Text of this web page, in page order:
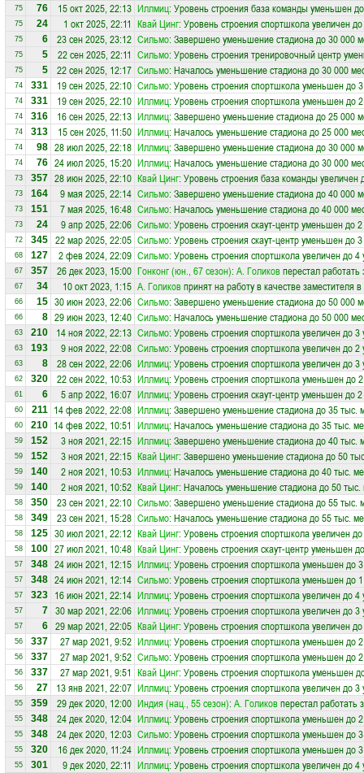
75 76 15 окт 2025, 22:13 Иллмиц: Уровень строения база команды уменьшен
75 24 1 окт 2025, 22:11 Квай Цинг: Уровень строения спортшкола увеличен
75 6 23 сен 2025, 23:12 Сильмо: Завершено уменьшение стадиона до 30 000
75 5 22 сен 2025, 22:11 Сильмо: Уровень строения тренировочный центр
75 5 22 сен 2025, 12:17 Сильмо: Началось уменьшение стадиона до 30 000
74 331 19 сен 2025, 22:10 Сильмо: Уровень строения спортшкола уменьшен до
74 331 19 сен 2025, 22:10 Иллмиц: Уровень строения спортшкола уменьшен до
74 316 16 сен 2025, 22:13 Иллмиц: Завершено уменьшение стадиона до 25 000
74 313 15 сен 2025, 11:50 Иллмиц: Началось уменьшение стадиона до 25 000
74 98 28 июл 2025, 22:18 Иллмиц: Завершено уменьшение стадиона до 30 000
74 76 24 июл 2025, 15:20 Иллмиц: Началось уменьшение стадиона до 30 000
73 357 28 июн 2025, 22:10 Квай Цинг: Уровень строения база команды увеличен
73 164 9 мая 2025, 22:14 Сильмо: Завершено уменьшение стадиона до 40 000
73 151 7 мая 2025, 16:48 Сильмо: Началось уменьшение стадиона до 40 000
73 24 9 апр 2025, 22:06 Сильмо: Уровень строения скаут-центр уменьшен до
72 345 22 мар 2025, 22:05 Сильмо: Уровень строения скаут-центр уменьшен до
68 127 2 фев 2024, 22:09 Сильмо: Уровень строения спортшкола увеличен до 4
67 357 26 дек 2023, 15:00 Гонконг (юн., 67 сезон): А. Голиковперестал
67 34 10 окт 2023, 1:15 А. Голиковпринят на работу в качестве заместителя
66 15 30 июн 2023, 22:06 Сильмо: Завершено уменьшение стадиона до 50 000
66 8 29 июн 2023, 12:40 Сильмо: Началось уменьшение стадиона до 50 000
63 210 14 ноя 2022, 22:13 Сильмо: Уровень строения спортшкола увеличен до 3
63 193 9 ноя 2022, 22:08 Сильмо: Уровень строения спортшкола увеличен до 2
63 8 28 сен 2022, 22:06 Иллмиц: Уровень строения спортшкола увеличен до 3
62 320 22 сен 2022, 10:53 Иллмиц: Уровень строения спортшкола уменьшен до
61 6 5 апр 2022, 16:07 Иллмиц: Уровень строения скаут-центр уменьшен до
60 211 14 фев 2022, 22:08 Иллмиц: Завершено уменьшение стадиона до 35 тыс.
60 210 14 фев 2022, 10:51 Иллмиц: Началось уменьшение стадиона до 35 тыс.
59 152 3 ноя 2021, 22:15 Иллмиц: Завершено уменьшение стадиона до 40 тыс.
59 152 3 ноя 2021, 22:15 Квай Цинг: Завершено уменьшение стадиона до 50
59 140 2 ноя 2021, 10:53 Иллмиц: Началось уменьшение стадиона до 40 тыс.
59 140 2 ноя 2021, 10:52 Квай Цинг: Началось уменьшение стадиона до 50 тыс.
58 350 23 сен 2021, 22:10 Сильмо: Завершено уменьшение стадиона до 55 тыс.
58 349 23 сен 2021, 15:28 Сильмо: Началось уменьшение стадиона до 55 тыс.
58 125 30 июл 2021, 22:12 Квай Цинг: Уровень строения спортшкола увеличен
58 100 27 июл 2021, 10:48 Квай Цинг: Уровень строения скаут-центр уменьшен
57 348 24 июн 2021, 12:15 Иллмиц: Уровень строения спортшкола уменьшен до
57 348 24 июн 2021, 12:14 Сильмо: Уровень строения спортшкола уменьшен до
57 323 16 июн 2021, 22:14 Иллмиц: Уровень строения спортшкола увеличен до 4
57 7 30 мар 2021, 22:06 Иллмиц: Уровень строения спортшкола увеличен до 3
57 6 29 мар 2021, 22:05 Квай Цинг: Уровень строения спортшкола увеличен
56 337 27 мар 2021, 9:52 Иллмиц: Уровень строения спортшкола уменьшен до
56 337 27 мар 2021, 9:52 Сильмо: Уровень строения спортшкола уменьшен до
56 337 27 мар 2021, 9:51 Квай Цинг: Уровень строения спортшкола уменьшен
56 27 13 янв 2021, 22:07 Иллмиц: Уровень строения спортшкола увеличен до 3
55 359 29 дек 2020, 12:00 Индия (нац., 55 сезон): А. Голиковперестал работать
55 348 24 дек 2020, 12:04 Иллмиц: Уровень строения спортшкола уменьшен до
55 348 24 дек 2020, 12:03 Сильмо: Уровень строения спортшкола уменьшен до
55 320 16 дек 2020, 11:24 Иллмиц: Уровень строения спортшкола уменьшен до
55 301 9 дек 2020, 22:11 Иллмиц: Уровень строения спортшкола увеличен до 4